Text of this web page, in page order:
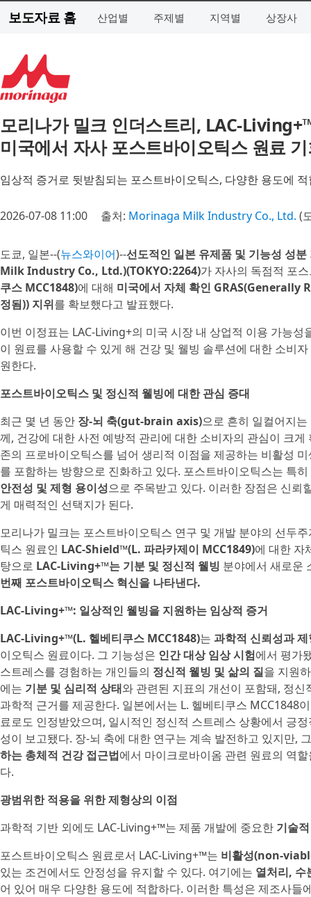
보도자료 홈 산업별 주제별 지역별 상장사
모리나가 밀크 인더스트리, LAC-
미국에서 자사 포스트바이오틱스 원료
임상적 증거로 뒷받침되는 포스트바이오틱스, 다양한 용도에
2026-07-08 11:00 출처: Morinaga Milk Industry Co., Ltd. (
도쿄, 일본--(뉴스와이어)--선도적인 일본 유제품 및 기능성 성
Milk Industry Co., Ltd.)(TOKYO:2264)가 자사의 독점적 포
쿠스 MCC1848)에 대해 미국에서 자체 확인 GRAS(Generally
정됨)) 지위를 확보했다고 발표했다.
이번 이정표는 LAC-Living+의 미국 시장 내 상업적 이용 가능성
이 원료를 사용할 수 있게 해 건강 및 웰빙 솔루션에 대한 소비
원한다.
포스트바이오틱스 및 정신적 웰빙에 대한 관심 증대
최근 몇 년 동안 장-뇌 축(gut-brain axis)으로 흔히 일컬어지
께, 건강에 대한 사전 예방적 관리에 대한 소비자의 관심이 크
존의 프로바이오틱스를 넘어 생리적 이점을 제공하는 비활성
를 포함하는 방향으로 진화하고 있다. 포스트바이오틱스는 특
안전성 및 제형 용이성으로 주목받고 있다. 이러한 장점은 신뢰
게 매력적인 선택지가 된다.
모리나가 밀크는 포스트바이오틱스 연구 및 개발 분야의 선두
틱스 원료인 LAC-Shield™(L. 파라카제이 MCC1849)에 대한 자
탕으로 LAC-Living+™는 기분 및 정신적 웰빙 분야에서 새로운
번째 포스트바이오틱스 혁신을 나타낸다.
LAC-Living+™: 일상적인 웰빙을 지원하는 임상적 증거
LAC-Living+™(L. 헬베티쿠스 MCC1848)는 과학적 신뢰성과
이오틱스 원료이다. 그 기능성은 인간 대상 임상 시험에서 평가
스트레스를 경험하는 개인들의 정신적 웰빙 및 삶의 질을 지원
에는 기분 및 심리적 상태와 관련된 지표의 개선이 포함돼, 정
과학적 근거를 제공한다. 일본에서는 L. 헬베티쿠스 MCC1848
료로도 인정받았으며, 일시적인 정신적 스트레스 상황에서 긍
성이 보고됐다. 장-뇌 축에 대한 연구는 계속 발전하고 있지만,
하는 총체적 건강 접근법에서 마이크로바이옴 관련 원료의 역
다.
광범위한 적용을 위한 제형상의 이점
과학적 기반 외에도 LAC-Living+™는 제품 개발에 중요한 기술
포스트바이오틱스 원료로서 LAC-Living+™는 비활성(non-
있는 조건에서도 안정성을 유지할 수 있다. 여기에는 열처리, 수
어 있어 매우 다양한 용도에 적합하다. 이러한 특성은 제조사들